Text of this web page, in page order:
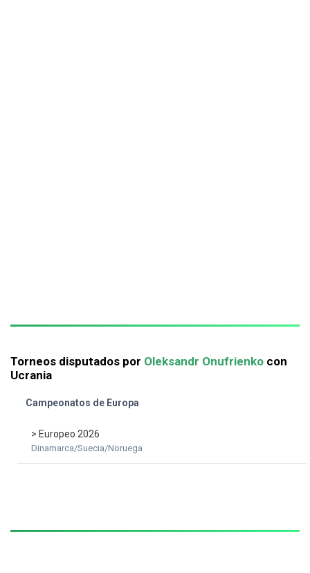
Torneos disputados por Oleksandr Onufrienko con
Ucrania
Campeonatos de Europa
> Europeo 2026
Dinamarca/Suecia/Noruega